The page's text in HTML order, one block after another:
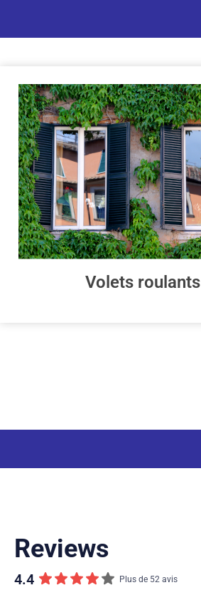
Volets roulants
Reviews
4.4 Plus de 52 avis